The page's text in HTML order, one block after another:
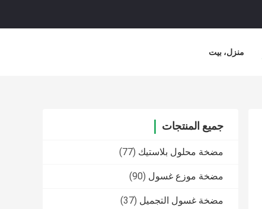
منزل، بيت
جميع المنتجات
مضخة محلول بلاستيك (77)
مضخة موزع غسول (90)
مضخة غسول التجميل (37)